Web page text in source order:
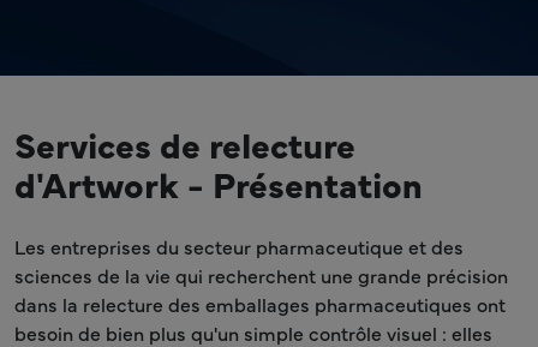
Services de relecture
d'Artwork - Présentation
Les entreprises du secteur pharmaceutique et des
sciences de la vie qui recherchent une grande précision
dans la relecture des emballages pharmaceutiques ont
besoin de bien plus qu'un simple contrôle visuel : elles